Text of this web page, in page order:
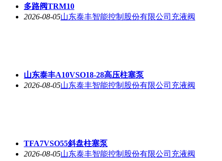
多路阀TRM10
2026-08-05山东泰丰智能控制股份有限公司充液阀
山东泰丰A10VSO18-28高压柱塞泵
2026-08-05山东泰丰智能控制股份有限公司充液阀
TFA7VSO55斜盘柱塞泵
2026-08-05山东泰丰智能控制股份有限公司充液阀